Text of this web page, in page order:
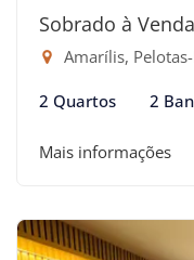
Sobrado à
Amarílis, Pelotas-
2 Quartos 2
Mais informações